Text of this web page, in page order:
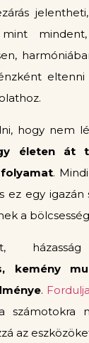
mint
eltenni
hogy nem
életen át
.
ez egy
a
kemény
.
számotokra
az